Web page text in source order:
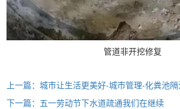
管道非开挖修复
下一篇：五一劳动节下水道疏通我们在继续